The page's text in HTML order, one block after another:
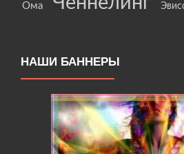
Ома
НАШИ БАННЕРЫ